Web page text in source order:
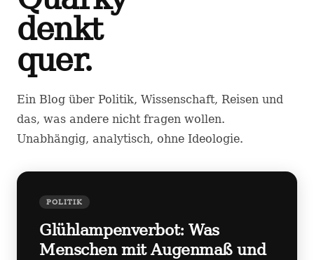
denkt
quer.
Ein Blog über Politik, Wissenschaft, Reisen und
das, was andere nicht fragen wollen.
Unabhängig, analytisch, ohne Ideologie.
POLITIK
Glühlampenverbot: Was
Menschen mit Augenmaß und